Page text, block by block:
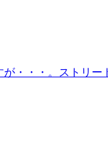
・・・。ストリ